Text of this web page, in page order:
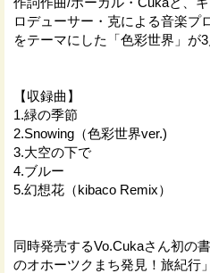
ロデューサー・克による音楽プ
をテーマにした「色彩世界」が
【収録曲】
1.緑の季節
2.Snowing（色彩世界ver.)
3.大空の下で
4.ブルー
5.幻想花（kibaco Remix）
同時発売するVo.Cukaさん初の
のオホーツクまち発見！旅紀行